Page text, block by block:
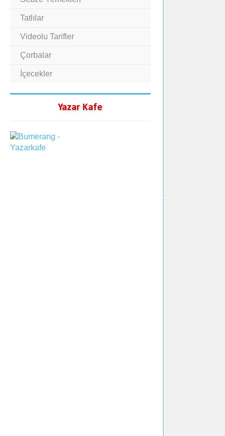
Tatlılar
Videolu Tarifler
Çorbalar
İçecekler
Yazar Kafe